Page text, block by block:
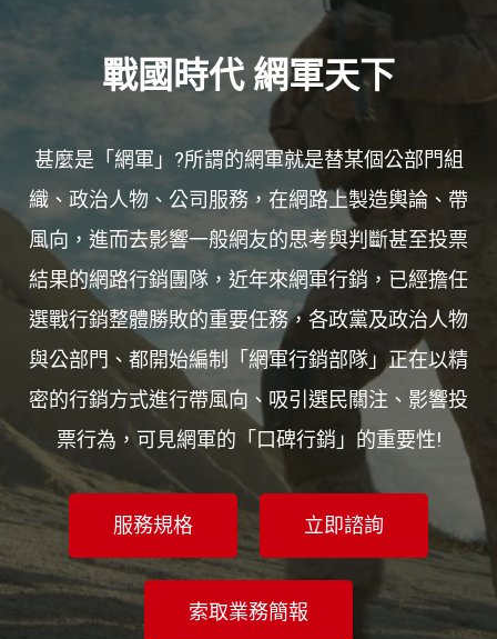
戰國時代 網軍天下
甚麼是「網軍」?所謂的網軍就是替某個公部門組
織、政治人物、公司服務，在網路上製造輿論、帶
風向，進而去影響一般網友的思考與判斷甚至投票
結果的網路行銷團隊，近年來網軍行銷，已經擔任
選戰行銷整體勝敗的重要任務，各政黨及政治人物
與公部門、都開始編制「網軍行銷部隊」正在以精
密的行銷方式進行帶風向、吸引選民關注、影響投
票行為，可見網軍的「口碑行銷」的重要性!
服務規格 立即諮詢
索取業務簡報